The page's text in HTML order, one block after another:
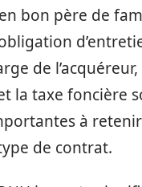
bon père de
de
la taxe foncière
à retenir
de contrat.